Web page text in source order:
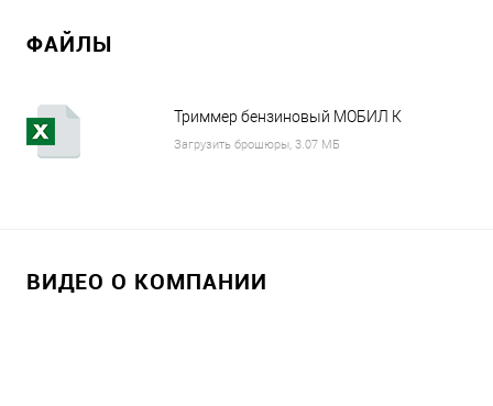
ФАЙЛЫ
Триммер бензиновый МОБИЛ К
XT271C ПРЕМИУМ MBK0023869.xlsx
Загрузить брошюры, 3.07 МБ
ВИДЕО О КОМПАНИИ